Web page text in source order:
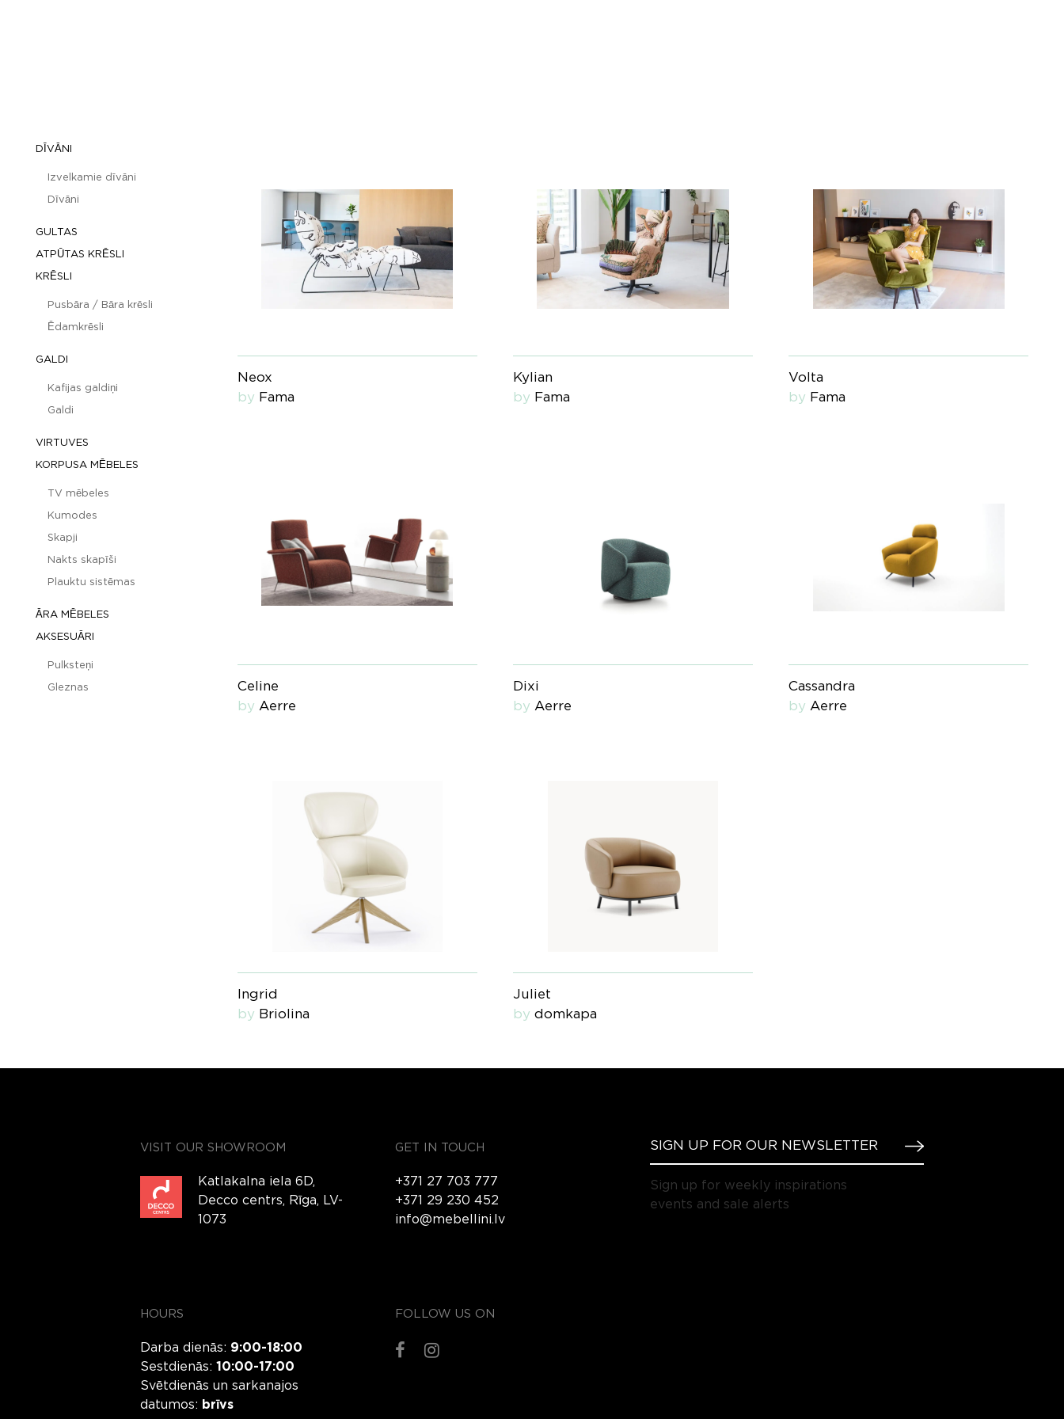
DĪVĀNI
Izvelkamie dīvāni
Dīvāni
GULTAS
ATPŪTAS KRĒSLI
KRĒSLI
Pusbāra / Bāra krēsli
Ēdamkrēsli
GALDI
Kafijas galdiņi
Galdi
VIRTUVES
KORPUSA MĒBELES
TV mēbeles
Kumodes
Skapji
Nakts skapīši
Plauktu sistēmas
ĀRA MĒBELES
AKSESUĀRI
Pulksteņi
Gleznas
Neox
by Fama
Kylian
by Fama
Volta
by Fama
Celine
by Aerre
Dixi
by Aerre
Cassandra
by Aerre
Ingrid
by Briolina
Juliet
by domkapa
VISIT OUR SHOWROOM
Katlakalna iela 6D,
Decco centrs, Rīga, LV-
1073
GET IN TOUCH
+371 27 703 777
+371 29 230 452
info@mebellini.lv
HOURS
Darba dienās: 9:00-18:00
Sestdienās: 10:00-17:00
Svētdienās un sarkanajos
datumos: brīvs
FOLLOW US ON
Sign up for weekly inspirations
events and sale alerts